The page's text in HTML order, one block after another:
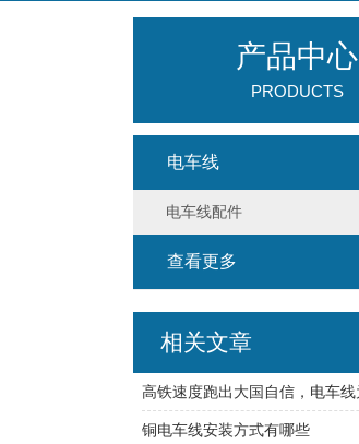
产品中心
PRODUCTS
电车线
电车线配件
查看更多
相关文章
铜电车线安装方式有哪些